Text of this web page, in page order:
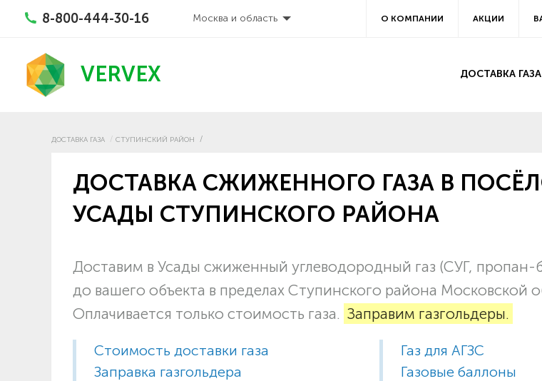
8-800-444-30-16 Москва и область О КОМПАНИИ АКЦИИ
VERVEX ДОСТАВКА ГАЗА
ДОСТАВКА ГАЗА СТУПИНСКИЙ РАЙОН
ДОСТАВКА СЖИЖЕННОГО ГАЗА В
УСАДЫ СТУПИНСКОГО РАЙОНА
Доставим в Усады сжиженный углеводородный газ (СУГ, пропан-
до вашего объекта в пределах Ступинского района Московской
Оплачивается только стоимость газа. Заправим газгольдеры.
Стоимость доставки газа
Заправка газгольдера
Газ для АГЗС
Газовые баллоны